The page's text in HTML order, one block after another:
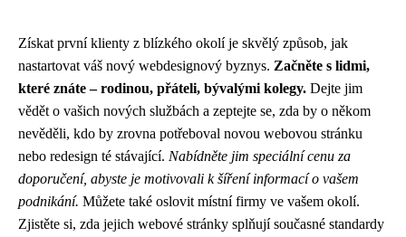
Získat první klienty z blízkého okolí je skvělý způsob, jak
nastartovat váš nový webdesignový byznys. Začněte s lidmi,
které znáte – rodinou, přáteli, bývalými kolegy. Dejte jim
vědět o vašich nových službách a zeptejte se, zda by o někom
nevěděli, kdo by zrovna potřeboval novou webovou stránku
nebo redesign té stávající. Nabídněte jim speciální cenu za
doporučení, abyste je motivovali k šíření informací o vašem
podnikání. Můžete také oslovit místní firmy ve vašem okolí.
Zjistěte si, zda jejich webové stránky splňují současné standardy